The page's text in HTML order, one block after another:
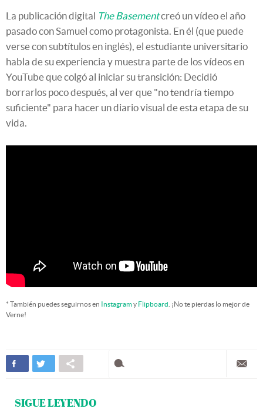
La publicación digital The Basementcreó un vídeo el año
pasado con Samuel como protagonista. En él (que puede
verse con subtítulos en inglés), el estudiante universitario
habla de su experiencia y muestra parte de los vídeos en
YouTube que colgó al iniciar su transición: Decidió
borrarlos poco después, al ver que "no tendría tiempo
suficiente" para hacer un diario visual de esta etapa de su
vida.
* También puedes seguirnos en Instagramy Flipboard . ¡No te pierdas lo mejor de
Verne!
SIGUE LEYENDO